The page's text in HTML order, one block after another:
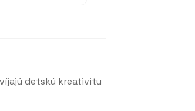
detskú kreativitu